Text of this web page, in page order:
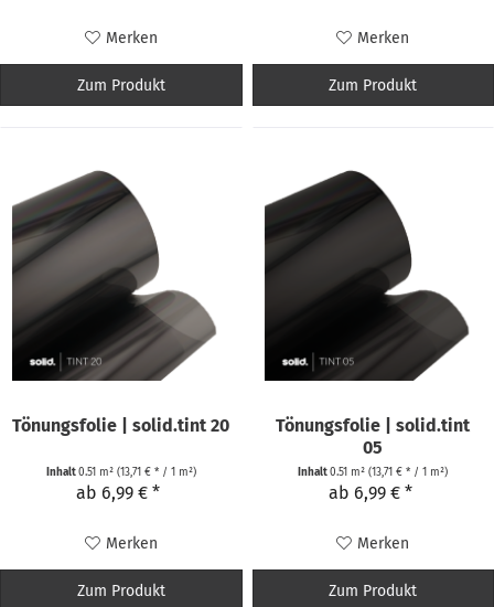
Merken
Zum Produkt
Merken
Zum Produkt
Tönungsfolie | solid.tint 20
Inhalt0.51 m² (13,71 € * / 1 m²)
ab 6,99 € *
Merken
Zum Produkt
Tönungsfolie | solid.tint
05
Inhalt0.51 m²(13,71 € * / 1 m²)
ab 6,99 € *
Merken
Zum Produkt